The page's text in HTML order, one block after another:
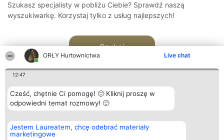
ORŁY Hurtownictwa Live chat
12:47
Cześć, chętnie Ci pomogę! 🙂 Kliknij proszę w
odpowiedni temat rozmowy! 🙂
Jestem Laureatem, chcę odebrać materiały
marketingowe
Szukasz specjalisty w pobliżu Ciebie? Sprawdź naszą
wyszukiwarkę. Korzystaj tylko z usług najlepszych!
Szukaj
Organizator plebiscytu
Bright Side Solutions sp. z o.
o. sp. k.
Plebiscyt
Laureaci
Kontakt
Kontakt